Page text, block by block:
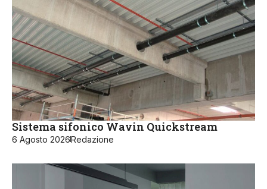
Sistema sifonico Wavin Quickstream
6 Agosto 2026Redazione